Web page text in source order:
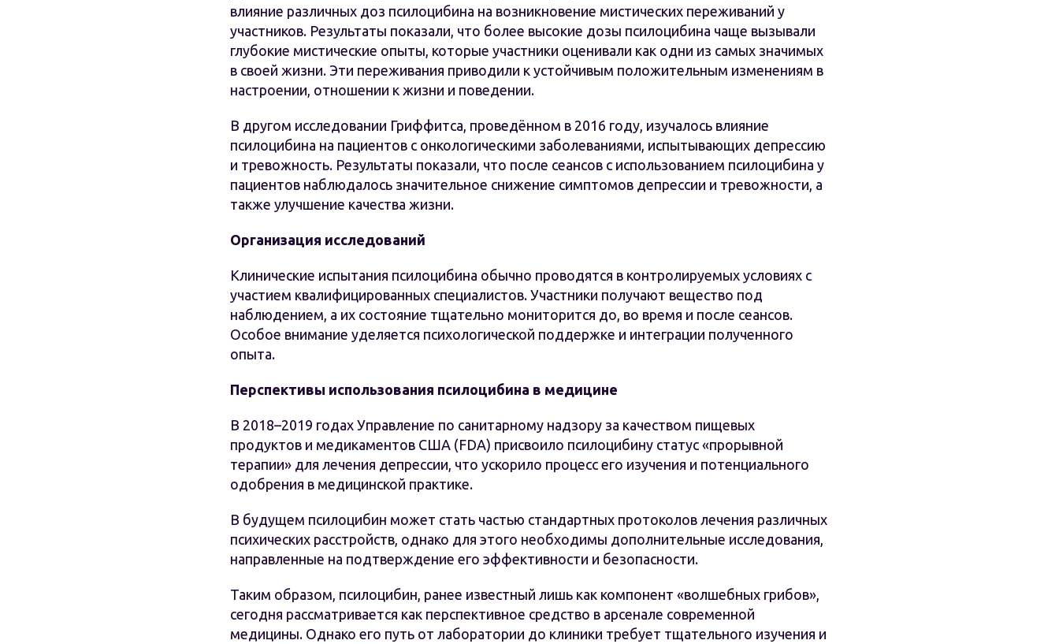
влияние различных доз псилоцибина на возникновение мистических переживаний у
участников. Результаты показали, что более высокие дозы псилоцибина чаще вызывали
глубокие мистические опыты, которые участники оценивали как одни из самых значимых
в своей жизни. Эти переживания приводили к устойчивым положительным изменениям в
настроении, отношении к жизни и поведении.
В другом исследовании Гриффитса, проведённом в 2016 году, изучалось влияние
псилоцибина на пациентов с онкологическими заболеваниями, испытывающих депрессию
и тревожность. Результаты показали, что после сеансов с использованием псилоцибина у
пациентов наблюдалось значительное снижение симптомов депрессии и тревожности, а
также улучшение качества жизни.
Организация исследований
Клинические испытания псилоцибина обычно проводятся в контролируемых условиях с
участием квалифицированных специалистов. Участники получают вещество под
наблюдением, а их состояние тщательно мониторится до, во время и после сеансов.
Особое внимание уделяется психологической поддержке и интеграции полученного
опыта.
Перспективы использования псилоцибина в медицине
В 2018–2019 годах Управление по санитарному надзору за качеством пищевых
продуктов и медикаментов США (FDA) присвоило псилоцибину статус «прорывной
терапии» для лечения депрессии, что ускорило процесс его изучения и потенциального
одобрения в медицинской практике.
В будущем псилоцибин может стать частью стандартных протоколов лечения различных
психических расстройств, однако для этого необходимы дополнительные исследования,
направленные на подтверждение его эффективности и безопасности.
Таким образом, псилоцибин, ранее известный лишь как компонент «волшебных грибов»,
сегодня рассматривается как перспективное средство в арсенале современной
медицины. Однако его путь от лаборатории до клиники требует тщательного изучения и